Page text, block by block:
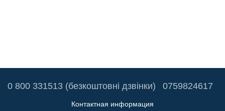
0 800 331513 (безкоштовні дзвінки) 0759824617
Контактная информация